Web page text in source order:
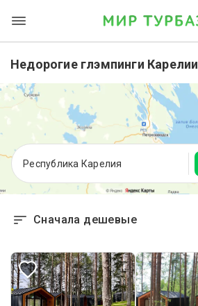
Недорогие глэмпинги Карелии
Республика Карелия
Сначала дешевые